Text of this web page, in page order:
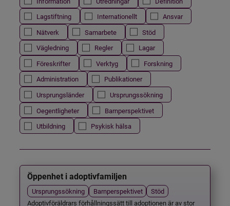
Lagstiftning
Internationellt
Ansvar
Nätverk
Samarbete
Stöd
Vägledning
Regler
Lagar
Föreskrifter
Verktyg
Forskning
Administration
Publikationer
Ursprungsländer
Ursprungssökning
Oegentligheter
Barnperspektivet
Utbildning
Psykisk hälsa
Öppenhet i adoptivfamiljen
Ursprungssökning Barnperspektivet
Stöd
Adoptivföräldrars förhållningssätt till adoptionen är av stor